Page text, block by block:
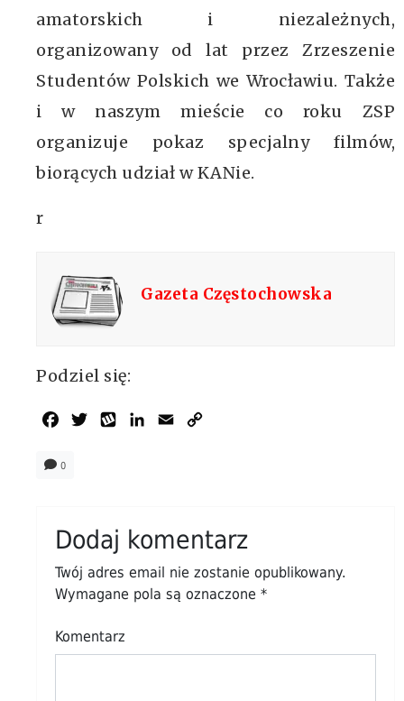
amatorskich i niezależnych,
organizowany od lat przez Zrzeszenie
Studentów Polskich we Wrocławiu. Także
i w naszym mieście co roku ZSP
organizuje pokaz specjalny filmów,
biorących udział w KANie.
r
Gazeta Częstochowska
Podziel się:
Facebook
TwitterWykopLinkedIn
Email
0
Dodaj komentarz
Twój adres email nie zostanie opublikowany.
Wymagane pola są oznaczone *
Komentarz